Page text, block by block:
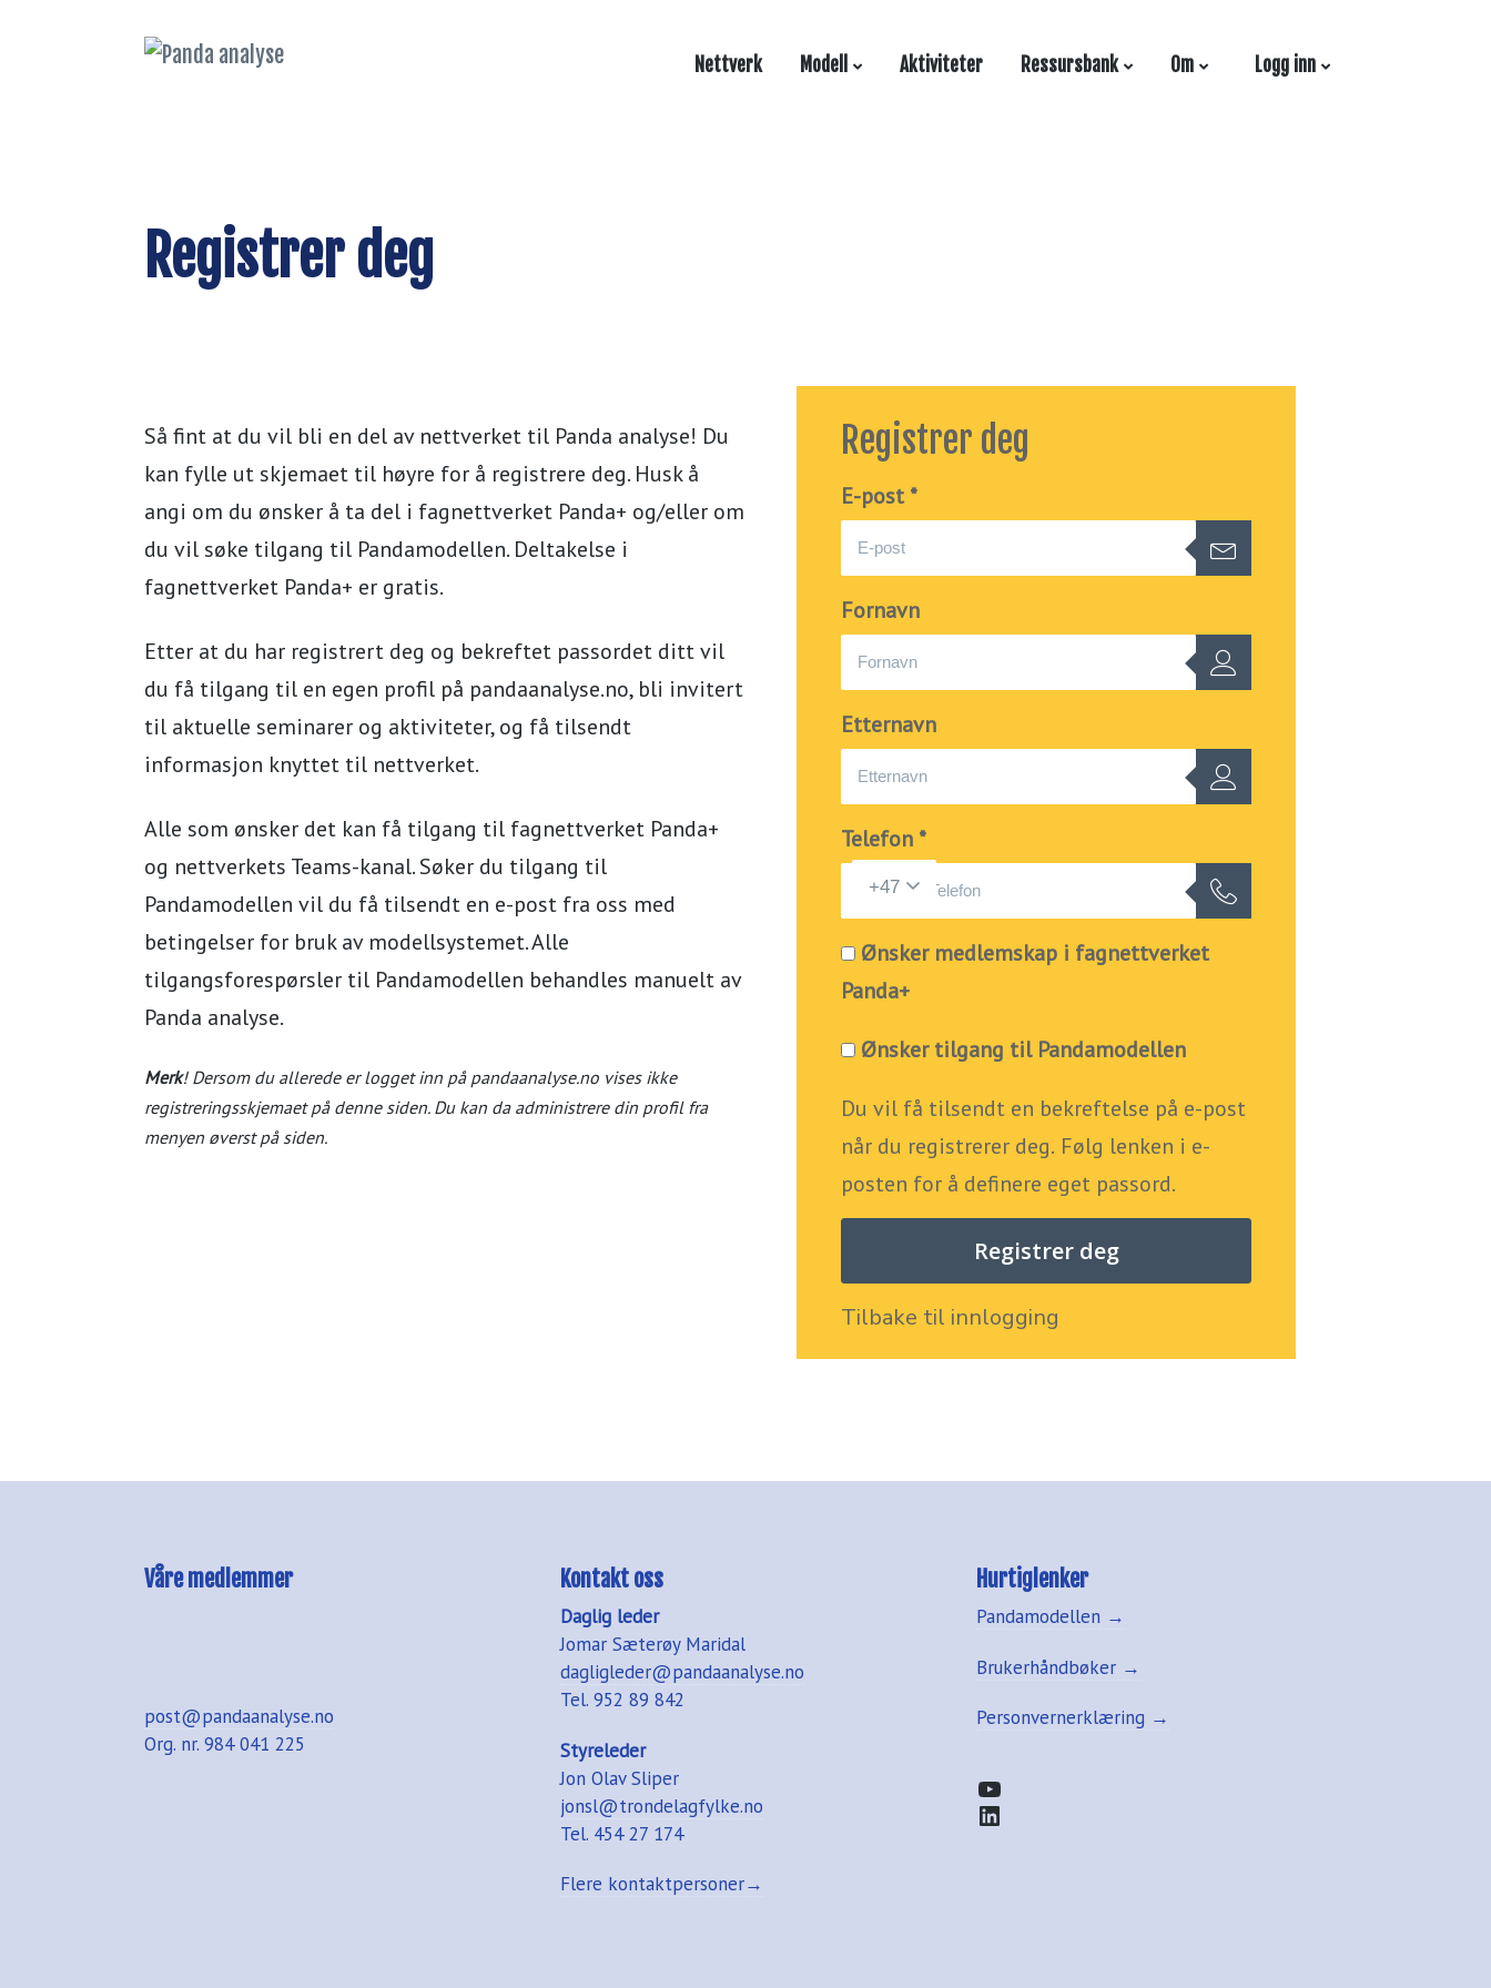
Nettverk Modell Aktiviteter Ressursbank Om Logg inn
Registrer deg
Så fint at du vil bli en del av nettverket til Panda analyse! Du
kan fylle ut skjemaet til høyre for å registrere deg. Husk å
angi om du ønsker å ta del i fagnettverket Panda+ og/eller om
du vil søke tilgang til Pandamodellen. Deltakelse i
fagnettverket Panda+ er gratis.
Etter at du har registrert deg og bekreftet passordet ditt vil
du få tilgang til en egen profil på pandaanalyse.no, bli invitert
til aktuelle seminarer og aktiviteter, og få tilsendt
informasjon knyttet til nettverket.
Alle som ønsker det kan få tilgang til fagnettverket Panda+
og nettverkets Teams-kanal. Søker du tilgang til
Pandamodellen vil du få tilsendt en e-post fra oss med
betingelser for bruk av modellsystemet. Alle
tilgangsforespørsler til Pandamodellen behandles manuelt av
Panda analyse.
Merk! Dersom du allerede er logget inn på pandaanalyse.no vises ikke
registreringsskjemaet på denne siden. Du kan da administrere din profil fra
menyen øverst på siden.
Registrer deg
E-post *
Fornavn
Etternavn
Telefon *
Ønsker medlemskap i fagnettverket
Panda+
Ønsker tilgang til Pandamodellen
Du vil få tilsendt en bekreftelse på e-post
når du registrerer deg. Følg lenken i e-
posten for å definere eget passord.
Tilbake til innlogging
Våre medlemmer
post@pandaanalyse.no
Org. nr. 984 041 225
Kontakt oss
Daglig leder
Jomar Sæterøy Maridal
dagligleder@pandaanalyse.no
Tel. 952 89 842
Styreleder
Jon Olav Sliper
jonsl@trondelagfylke.no
Tel. 454 27 174
Flere kontaktpersoner→
Hurtiglenker
Pandamodellen →
Brukerhåndbøker →
Personvernerklæring →
YouTube
LinkedIn